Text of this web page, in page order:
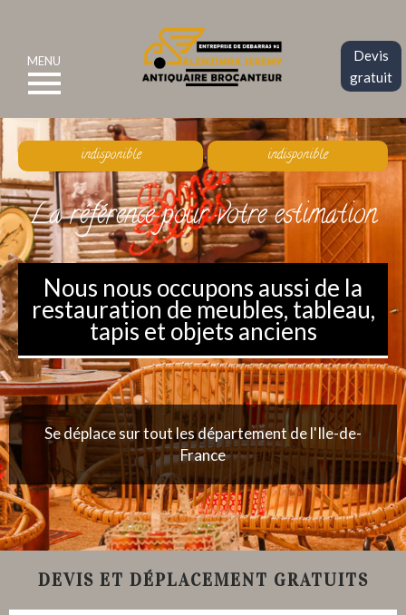
Devis
gratuit
MENU
indisponible indisponible
La référence pour votre estimation
Nous nous occupons aussi de la
restauration de meubles, tableau,
tapis et objets anciens
Se déplace sur tout les département de l'Ile-de-
France
DEVIS ET DÉPLACEMENT GRATUITS